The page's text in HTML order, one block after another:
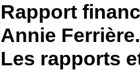
Rapport
Annie Ferrière.
Les rapports